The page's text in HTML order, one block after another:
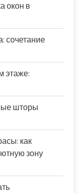
окон в
сочетание
этаже:
шторы
как
зону